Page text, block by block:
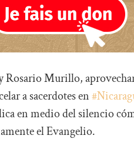
Rosario Murillo,
a sacerdotes en
en medio del silencio
el Evangelio.